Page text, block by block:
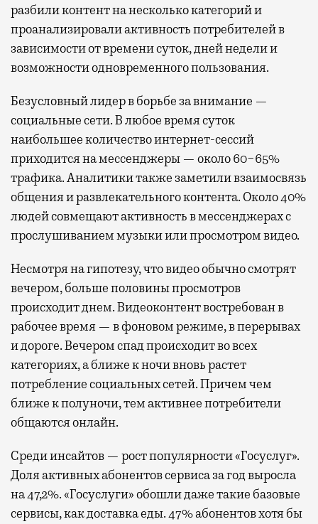
разбили контент на несколько категорий и
проанализировали активность потребителей в
зависимости от времени суток, дней недели и
возможности одновременного пользования.
Безусловный лидер в борьбе за внимание —
социальные сети. В любое время суток
наибольшее количество интернет-сессий
приходится на мессенджеры — около 60−65%
трафика. Аналитики также заметили взаимосвязь
общения и развлекательного контента. Около 40%
людей совмещают активность в мессенджерах с
прослушиванием музыки или просмотром видео.
Несмотря на гипотезу, что видео обычно смотрят
вечером, больше половины просмотров
происходит днем. Видеоконтент востребован в
рабочее время — в фоновом режиме, в перерывах
и дороге. Вечером спад происходит во всех
категориях, а ближе к ночи вновь растет
потребление социальных сетей. Причем чем
ближе к полуночи, тем активнее потребители
общаются онлайн.
Среди инсайтов — рост популярности «Госуслуг».
Доля активных абонентов сервиса за год выросла
на 47,2%. «Госуслуги» обошли даже такие базовые
сервисы, как доставка еды. 47% абонентов хотя бы